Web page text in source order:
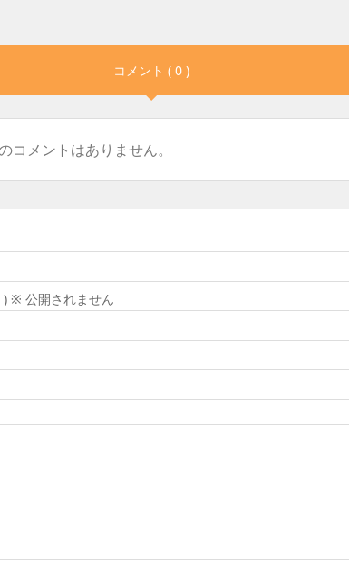
コメント ( 0 )
コメントはありません。
) ※ 公開されません